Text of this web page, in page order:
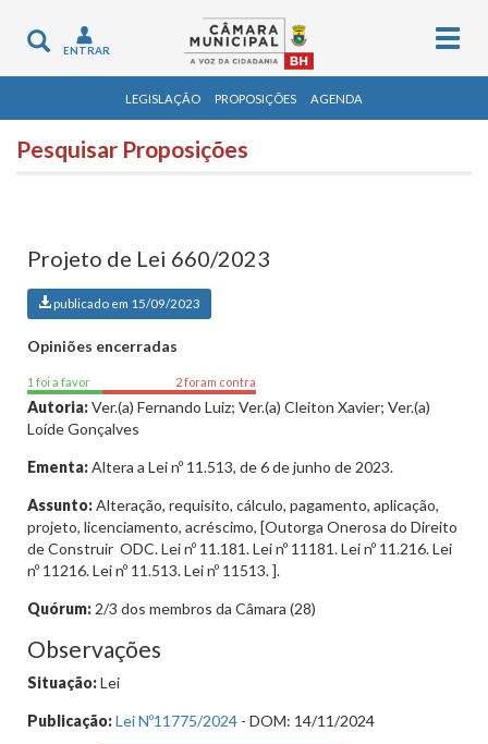
Toggle
navigation
ENTRAR
LEGISLAÇÃO PROPOSIÇÕES AGENDA
Pesquisar Proposições
Projeto de Lei 660/2023
publicado em 15/09/2023
Opiniões encerradas
1 foi a favor 2 foram contra
Autoria:Ver.(a) Fernando Luiz; Ver.(a) Cleiton Xavier; Ver.(a)
Loíde Gonçalves
Ementa:Altera a Lei nº 11.513, de 6 de junho de 2023.
Assunto:Alteração, requisito, cálculo, pagamento, aplicação,
projeto, licenciamento, acréscimo, [Outorga Onerosa do Direito
de Construir  ODC. Lei nº 11.181. Lei nº 11181. Lei nº 11.216. Lei
nº 11216. Lei nº 11.513. Lei nº 11513. ].
Quórum: 2/3 dos membros da Câmara (28)
Observações
Situação:Lei
Publicação:Lei Nº11775/2024 - DOM: 14/11/2024